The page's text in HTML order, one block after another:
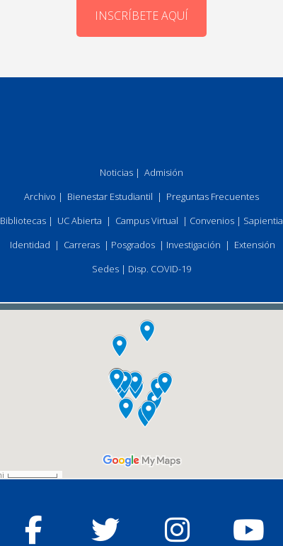
INSCRÍBETE AQUÍ
Noticias| Admisión
Archivo | Bienestar Estudiantil | Preguntas Frecuentes
Bibliotecas| UC Abierta | Campus Virtual | Convenios| Sapientia
Identidad | Carreras| Posgrados| Investigación | Extensión
Sedes| Disp. COVID-19